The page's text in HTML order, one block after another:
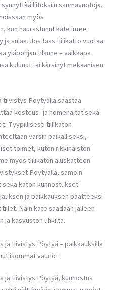
liitoksiin saumavuotoja.
myös
kun haurastunut kate imee
ja sulaa. Jos taas tiilikatto vuotaa
yläpohjan tilanne – vaikkapa
kulunut tai kärsinyt mekaanisen
tiivistys Pöytyällä säästää
kosteus- ja homehaitat sekä
Tyypillisesti tiilikaton
varsin paikalliseksi,
toimet, kuten rikkinäisten
myös tiilikaton aluskatteen
Pöytyällä, samoin
katon kunnostukset
ja paikkauksen päätteeksi
Näin kate saadaan jälleen
ja kasvuston uhkilta.
ja tiivistys Pöytyä – paikkauksilla
isommat vauriot
ja tiivistys Pöytyä, kunnostus